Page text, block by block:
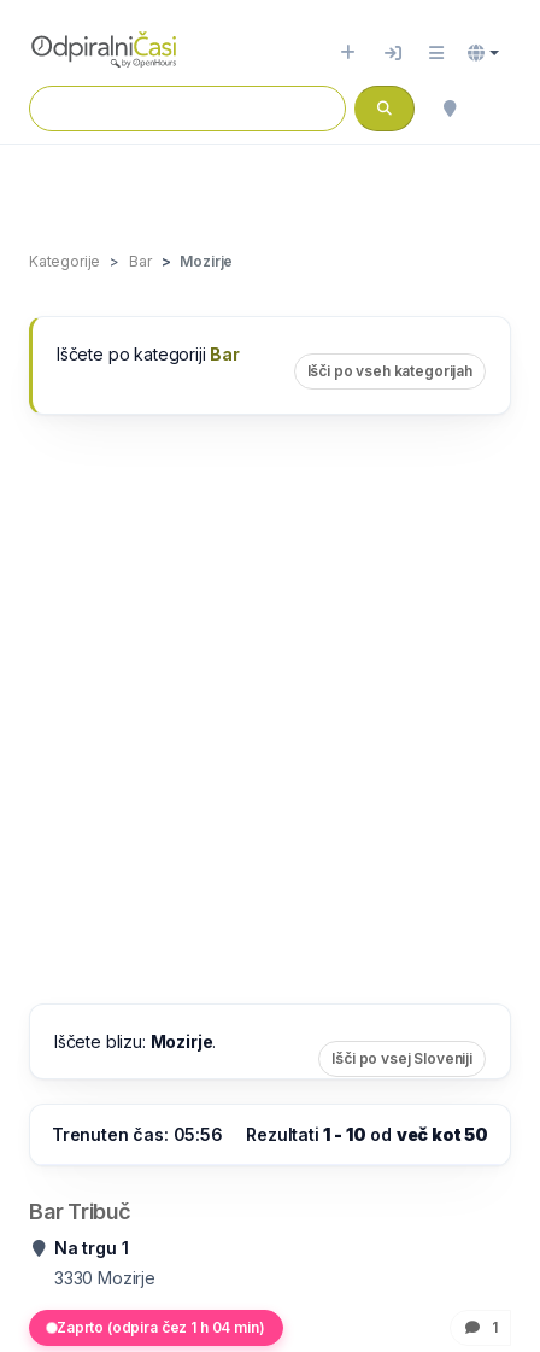
Kategorije Bar Mozirje
Iščete po kategoriji Bar
Išči po vseh kategorijah
Iščete blizu: Mozirje.
Išči po vsej Sloveniji
Trenuten čas: 05:56 Rezultati1 - 10 od več kot 50
Bar Tribuč
Na trgu 1
3330 Mozirje
Zaprto (odpira čez 1 h 04 min) 1